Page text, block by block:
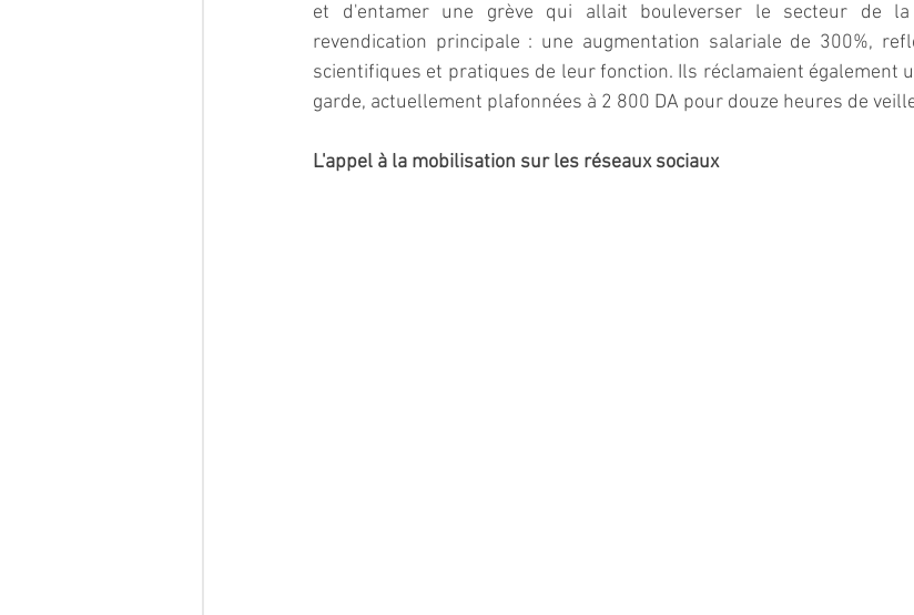
et d'entamer une grève qui allait bouleverser le secteur de
revendication principale : une augmentation salariale de 300%,
scientifiques et pratiques de leur fonction. Ils réclamaient également
garde, actuellement plafonnées à 2 800 DA pour douze heures de
L'appel à la mobilisation sur les réseaux sociaux